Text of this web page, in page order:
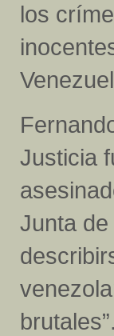
los
Justicia
Junta
brutales”.